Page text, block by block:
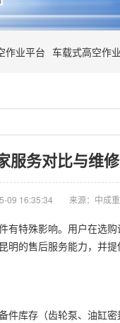
作业平台 车载式高空作
服务对比与维
09 16:35:34 来源：中成
特殊影响。用户在选
的售后服务能力，并提
库存（齿轮泵、油缸